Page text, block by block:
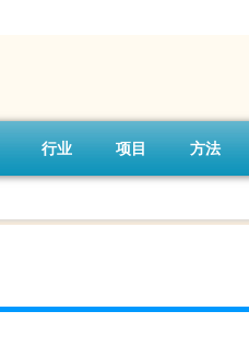
行业 项目 方法